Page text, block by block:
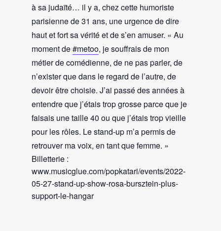
à sa judaïté… il y a, chez cette humoriste
parisienne de 31 ans, une urgence de dire
haut et fort sa vérité et de s’en amuser. « Au
moment de#metoo, je souffrais de mon
métier de comédienne, de ne pas parler, de
n’exister que dans le regard de l’autre, de
devoir être choisie. J’ai passé des années à
entendre que j’étais trop grosse parce que je
faisais une taille 40 ou que j’étais trop vieille
pour les rôles. Le stand-up m’a permis de
retrouver ma voix, en tant que femme. »
Billetterie :
www.musicglue.com/popkatari/events/2022-
05-27-stand-up-show-rosa-bursztein-plus-
support-le-hangar